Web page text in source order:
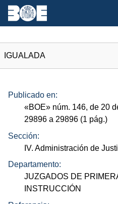
IGUALADA
Publicado en:
«BOE» núm. 146, de 20
29896 a 29896 (1 pág.)
Sección:
IV. Administración de
Departamento:
JUZGADOS DE
INSTRUCCIÓN